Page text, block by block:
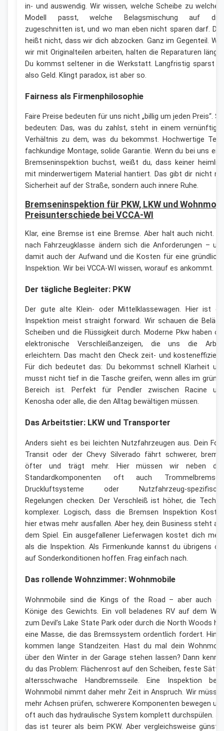
in- und auswendig. Wir wissen, welche Scheibe zu
Modell passt, welche Belagsmischung auf
zugeschnitten ist, und wo man eben nicht sparen darf.
heißt nicht, dass wir dich abzocken. Ganz im Gegenteil.
wir mit Originalteilen arbeiten, halten die Reparaturen
Du kommst seltener in die Werkstatt. Langfristig sparst
also Geld. Klingt paradox, ist aber so.
Fairness als Firmenphilosophie
Faire Preise bedeuten für uns nicht „billig um jeden Preis“.
bedeuten: Das, was du zahlst, steht in einem
Verhältnis zu dem, was du bekommst. Hochwertige
fachkundige Montage, solide Garantie. Wenn du bei uns
Bremseninspektion buchst, weißt du, dass keiner
mit minderwertigem Material hantiert. Das gibt dir nicht
Sicherheit auf der Straße, sondern auch innere Ruhe.
Bremseninspektion für PKW, LKW und
Preisunterschiede bei VCCA-WI
Klar, eine Bremse ist eine Bremse. Aber halt auch nicht.
nach Fahrzeugklasse ändern sich die Anforderungen –
damit auch der Aufwand und die Kosten für eine
Inspektion. Wir bei VCCA-WI wissen, worauf es ankommt.
Der tägliche Begleiter: PKW
Der gute alte Klein- oder Mittelklassewagen. Hier ist
Inspektion meist straight forward. Wir schauen die
Scheiben und die Flüssigkeit durch. Moderne Pkw haben
elektronische Verschleißanzeigen, die uns die
erleichtern. Das macht den Check zeit- und
Für dich bedeutet das: Du bekommst schnell Klarheit
musst nicht tief in die Tasche greifen, wenn alles im
Bereich ist. Perfekt für Pendler zwischen Racine
Kenosha oder alle, die den Alltag bewältigen müssen.
Das Arbeitstier: LKW und Transporter
Anders sieht es bei leichten Nutzfahrzeugen aus. Dein
Transit oder der Chevy Silverado fährt schwerer,
öfter und trägt mehr. Hier müssen wir neben
Standardkomponenten oft auch
Druckluftsysteme oder Nutzfahrzeug-
Regelungen checken. Der Verschleiß ist höher, die
komplexer. Logisch, dass die Bremsen Inspektion
hier etwas mehr ausfallen. Aber hey, dein Business steht
dem Spiel. Ein ausgefallener Lieferwagen kostet dich
als die Inspektion. Als Firmenkunde kannst du übrigens
auf Sonderkonditionen hoffen. Frag einfach nach.
Das rollende Wohnzimmer: Wohnmobile
Wohnmobile sind die Kings of the Road – aber auch
Könige des Gewichts. Ein voll beladenes RV auf dem
zum Devil’s Lake State Park oder durch die North Woods
eine Masse, die das Bremssystem ordentlich fordert.
kommen lange Standzeiten. Hast du mal dein
über den Winter in der Garage stehen lassen? Dann
du das Problem: Flächenrost auf den Scheiben, feste
altersschwache Handbremsseile. Eine Inspektion
Wohnmobil nimmt daher mehr Zeit in Anspruch. Wir
mehr Achsen prüfen, schwerere Komponenten bewegen
oft auch das hydraulische System komplett durchspülen.
das ist teurer als beim PKW. Aber vergleichsweise